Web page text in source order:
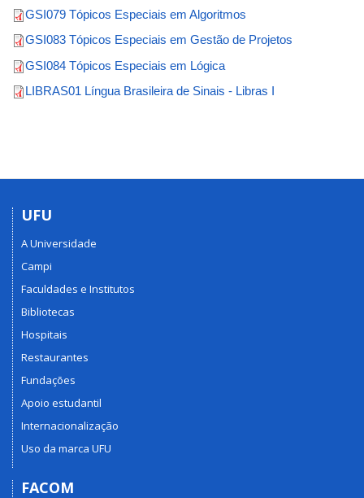
GSI079 Tópicos Especiais em Algoritmos
GSI083 Tópicos Especiais em Gestão de Projetos
GSI084 Tópicos Especiais em Lógica
LIBRAS01 Língua Brasileira de Sinais - Libras I
UFU
A Universidade
Campi
Faculdades e Institutos
Bibliotecas
Hospitais
Restaurantes
Fundações
Apoio estudantil
Internacionalização
Uso da marca UFU
FACOM